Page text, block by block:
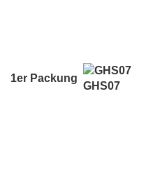
1er Packung
GHS07